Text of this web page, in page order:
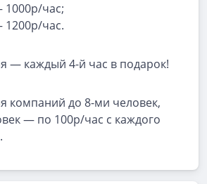
1000р/час;
1200р/час.
— каждый 4-й час в подарок!
компаний до 8-ми человек,
— по 100р/час с каждого